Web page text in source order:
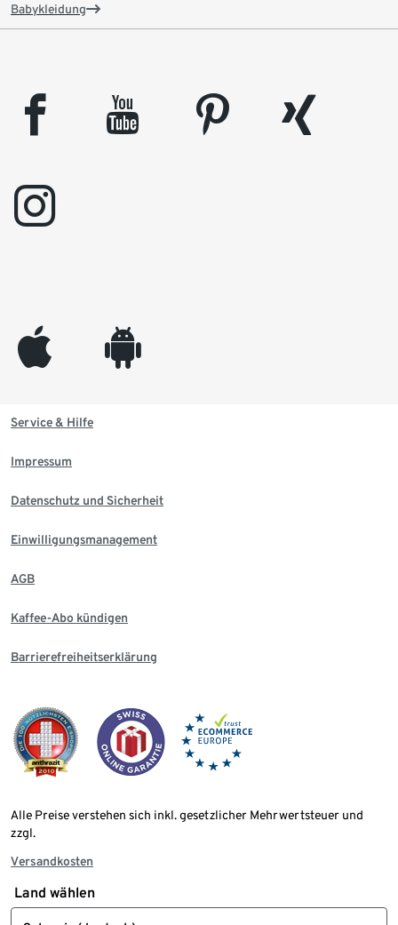
Babykleidung
facebook youtube pinterest
xing
instagram
appleinc android
Service & Hilfe
Impressum
Datenschutz und Sicherheit
Einwilligungsmanagement
AGB
Kaffee-Abo kündigen
Barrierefreiheitserklärung
Alle Preise verstehen sich inkl. gesetzlicher Mehrwertsteuer und
zzgl.
Versandkosten
Land wählen